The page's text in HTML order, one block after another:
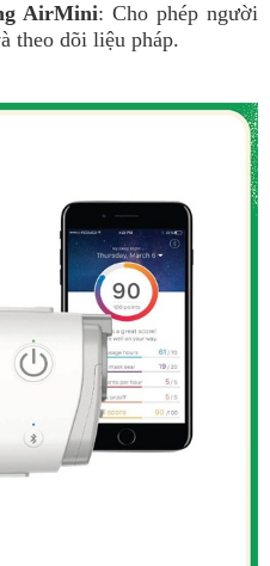
AirMini: Cho phép người
theo dõi liệu pháp.